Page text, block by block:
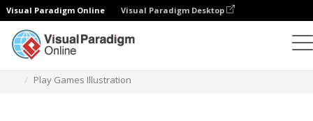
Visual Paradigm Online Visual Paradigm Desktop
Play Games Illustration